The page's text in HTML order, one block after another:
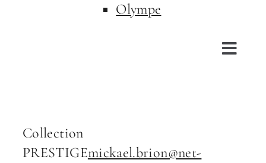
Olympe
Collection
PRESTIGEmickael.brion@net-